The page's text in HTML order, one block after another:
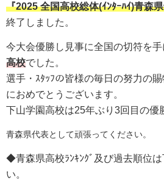
『2025 全国高校総体(ｲﾝﾀｰﾊｲ)青森
終了しました。
今大会優勝し見事に全国の切符を手
高校でした。
選手・ｽﾀｯﾌの皆様の毎日の努力の
におめでとうございます。
下山学園高校は25年ぶり3回目 の優
青森県代表として頑張ってください。
◆青森県高校ﾗﾝｷﾝｸﾞ及び過去順位
い。